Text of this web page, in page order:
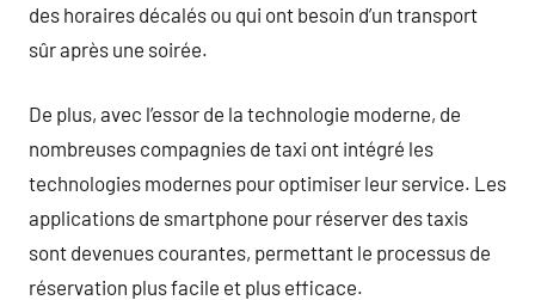
des horaires décalés ou qui ont besoin d’un transport
sûr après une soirée.
De plus, avec l’essor de la technologie moderne, de
nombreuses compagnies de taxi ont intégré les
technologies modernes pour optimiser leur service. Les
applications de smartphone pour réserver des taxis
sont devenues courantes, permettant le processus de
réservation plus facile et plus efficace.